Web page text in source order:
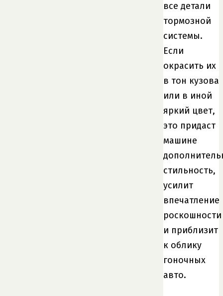
все детали
тормозной
системы.
Если
окрасить их
в тон кузова
или в иной
яркий цвет,
это придаст
машине
стильность,
усилит
впечатление
роскошности
и приблизит
к облику
гоночных
авто.